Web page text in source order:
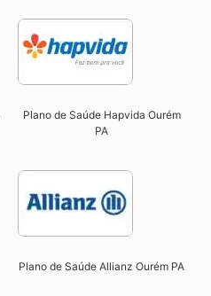
Plano de Saúde Hapvida Ourém
PA​
Plano de Saúde Allianz Ourém PA​